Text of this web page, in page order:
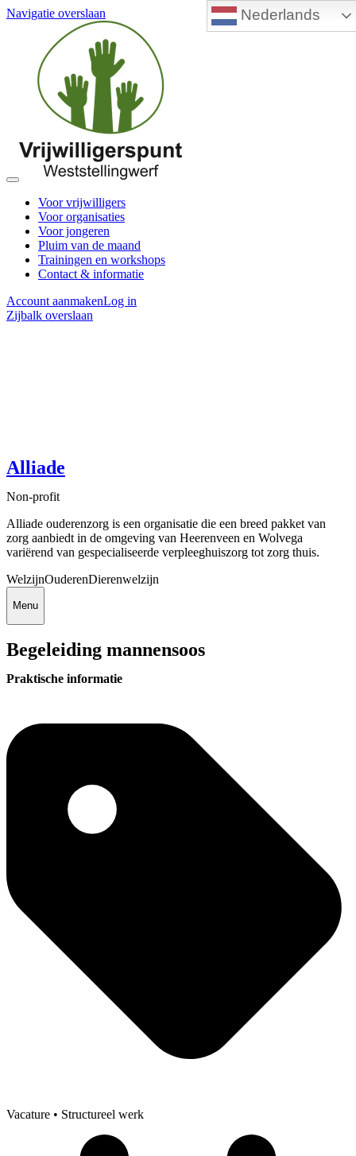
Nederlands
Navigatie overslaan
Voor vrijwilligers
Voor organisaties
Voor jongeren
Pluim van de maand
Trainingen en workshops
Contact & informatie
Account aanmakenLog in
Zijbalk overslaan
Alliade
Non-profit
Alliade ouderenzorg is een organisatie die een breed pakket van
zorg aanbiedt in de omgeving van Heerenveen en Wolvega
variërend van gespecialiseerde verpleeghuiszorg tot zorg thuis.
WelzijnOuderenDierenwelzijn
Menu
Begeleiding mannensoos
Praktische informatie
Vacature • Structureel werk